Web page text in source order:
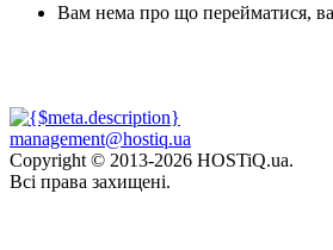
Вам нема про що перейматися,
management@hostiq.ua
Copyright © 2013-2026 HOSTiQ.ua.
Всі права захищені.